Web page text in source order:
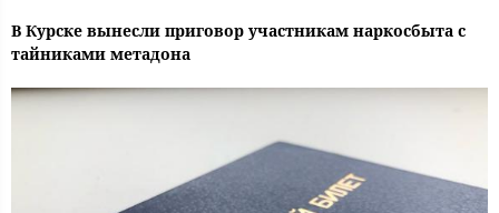
В Курске вынесли приговор участникам наркосбыта с
тайниками метадона